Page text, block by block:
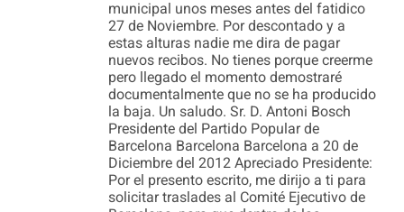
municipal unos meses antes del fatidico
27 de Noviembre. Por descontado y a
estas alturas nadie me dira de pagar
nuevos recibos. No tienes porque creerme
pero llegado el momento demostraré
documentalmente que no se ha producido
la baja. Un saludo. Sr. D. Antoni Bosch
Presidente del Partido Popular de
Barcelona Barcelona Barcelona a 20 de
Diciembre del 2012 Apreciado Presidente:
Por el presento escrito, me dirijo a ti para
solicitar traslades al Comité Ejecutivo de